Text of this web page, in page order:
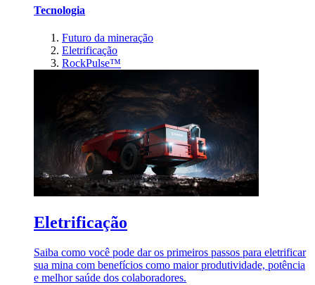
Tecnologia
Futuro da mineração
Eletrificação
RockPulse™
Eletrificação
Saiba como você pode dar os primeiros passos para eletrificar
sua mina com benefícios como maior produtividade, potência
e melhor saúde dos colaboradores.